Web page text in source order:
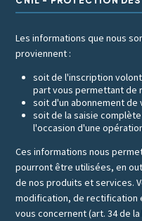
Les informations que nous
proviennent :
soit de l'inscription
part vous permettant de
soit d'un abonnement de
soit de la saisie
l'occasion d'une
Ces informations nous
pourront être utilisées, en
de nos produits et services.
modification, de rectification
vous concernent (art. 34 de